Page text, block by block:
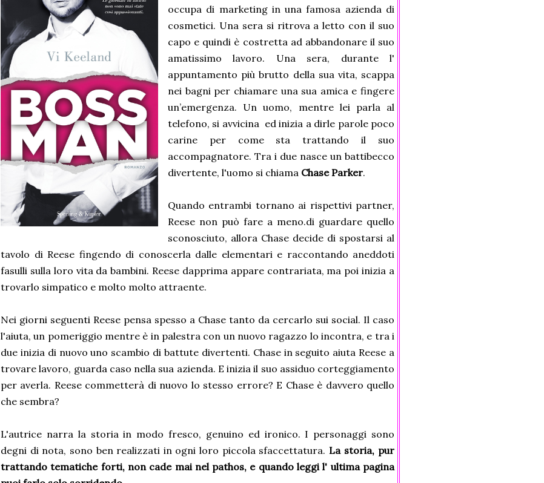
occupa di marketing in una famosa azienda di
cosmetici. Una sera si ritrova a letto con il suo
capo e quindi è costretta ad abbandonare il suo
amatissimo lavoro. Una sera, durante l'
appuntamento più brutto della sua vita, scappa
nei bagni per chiamare una sua amica e fingere
un’emergenza. Un uomo, mentre lei parla al
telefono, si avvicina ed inizia a dirle parole poco
carine per come sta trattando il suo
accompagnatore. Tra i due nasce un battibecco
divertente, l'uomo si chiama Chase Parker.
Quando entrambi tornano ai rispettivi partner,
Reese non può fare a meno.di guardare quello
sconosciuto, allora Chase decide di spostarsi al
tavolo di Reese fingendo di conoscerla dalle elementari e raccontando aneddoti
fasulli sulla loro vita da bambini. Reese dapprima appare contrariata, ma poi inizia a
trovarlo simpatico e molto molto attraente.
Nei giorni seguenti Reese pensa spesso a Chase tanto da cercarlo sui social. Il caso
l'aiuta, un pomeriggio mentre è in palestra con un nuovo ragazzo lo incontra, e tra i
due inizia di nuovo uno scambio di battute divertenti. Chase in seguito aiuta Reese a
trovare lavoro, guarda caso nella sua azienda. E inizia il suo assiduo corteggiamento
per averla. Reese commetterà di nuovo lo stesso errore? E Chase è davvero quello
che sembra?
L'autrice narra la storia in modo fresco, genuino ed ironico. I personaggi sono
degni di nota, sono ben realizzati in ogni loro piccola sfaccettatura. La storia, pur
trattando tematiche forti, non cade mai nel pathos, e quando leggi l' ultima pagina